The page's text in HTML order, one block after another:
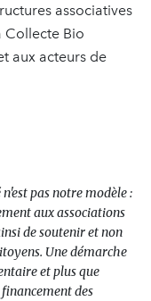
associatives
Collecte Bio
aux acteurs de
pas notre modèle :
aux associations
de soutenir et non
Une démarche
et plus que
des